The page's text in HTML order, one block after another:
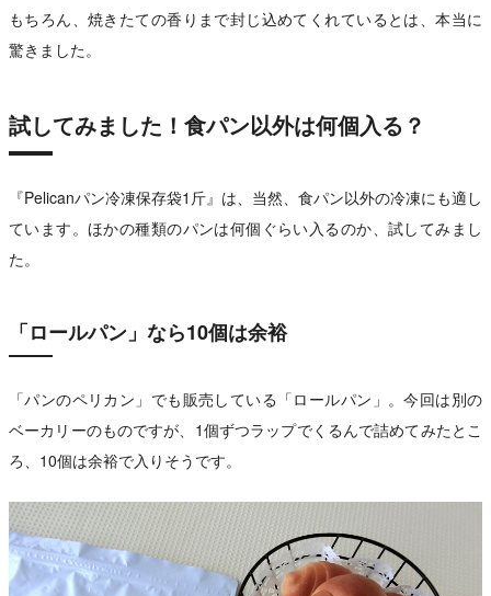
もちろん、焼きたての香りまで封じ込めてくれているとは、本当に
驚きました。
試してみました！食パン以外は何個入る？
『Pelicanパン冷凍保存袋1斤』は、当然、食パン以外の冷凍にも適し
ています。ほかの種類のパンは何個ぐらい入るのか、試してみまし
た。
「ロールパン」なら10個は余裕
「パンのペリカン」でも販売している「ロールパン」。今回は別の
ベーカリーのものですが、1個ずつラップでくるんで詰めてみたとこ
ろ、10個は余裕で入りそうです。